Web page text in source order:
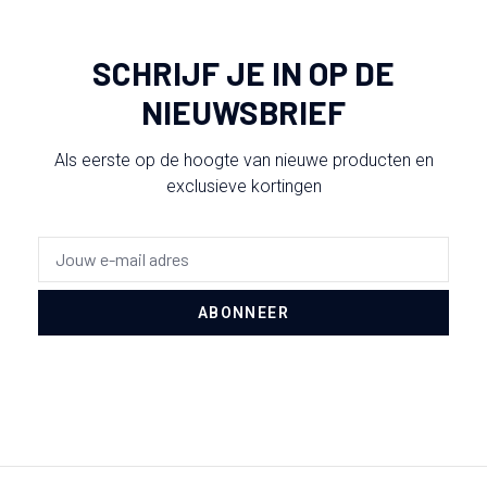
SCHRIJF JE IN OP DE
NIEUWSBRIEF
Als eerste op de hoogte van nieuwe producten en
exclusieve kortingen
ABONNEER